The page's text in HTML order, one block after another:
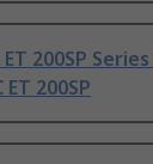
ET 200SP
200SP